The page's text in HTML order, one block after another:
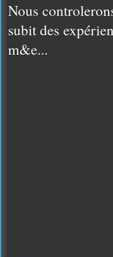
Nous
subit des
m&e...